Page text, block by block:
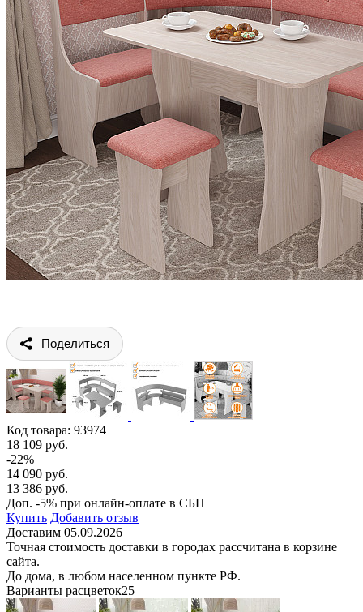
Поделиться
Код товара: 93974
18 109 руб.
-22%
14 090 руб.
13 386 руб.
Доп. -5% при онлайн-оплате в СБП
Купить Добавить отзыв
Доставим 05.09.2026
Точная стоимость доставки в городах рассчитана в корзине
сайта.
До дома, в любом населенном пункте РФ.
Варианты расцветок25